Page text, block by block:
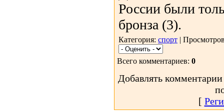
России были
бронза (3).
Категория: спорт |
Всего комментариев: 0
Добавлять
[